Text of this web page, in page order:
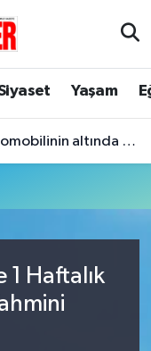
Yaşam
altında ölü bulundu
1 Haftalık